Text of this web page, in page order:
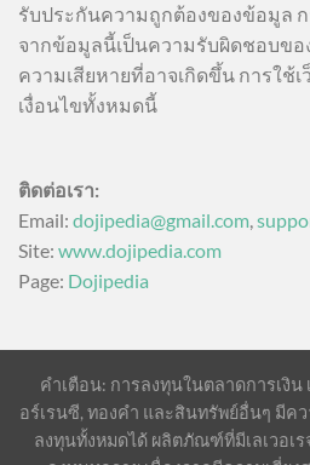
รับประกันความถูกต้องของข้อมูล
จากข้อมูลนี้เป็นความรับผิดชอบข
ความเสียหายที่อาจเกิดขึ้น การใช้
เงื่อนไขทั้งหมดนี้
ติดต่อเรา:
Email: dojipedia@gmail.com
Site: www.dojipedia.com
Page: Dojipedia
คำเตือน: การลงทุนในตลาดการเงิน
อร์เรนซี, ทองคำ และสินทรัพย์อื่นๆ มีค
ลงทุนทั้งหมดได้ ผลิตภัณฑ์ที่มีเลเวอเ